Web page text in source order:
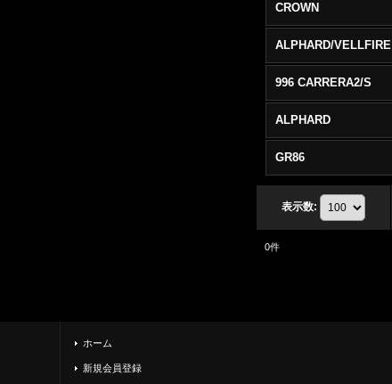
CROWN
ALPHARD/VELLFIRE
996 CARRERA2/S
ALPHARD
GR86
表示数:
0件
ホーム
新規会員登録